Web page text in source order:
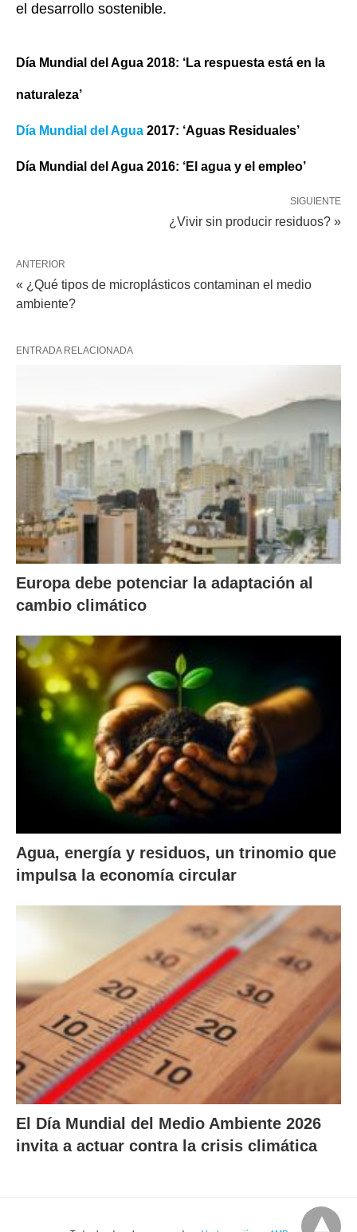
el desarrollo sostenible.
Día Mundial del Agua 2018: ‘La respuesta está en la
naturaleza’
Día Mundial del Agua 2017: ‘Aguas Residuales’
Día Mundial del Agua 2016: ‘El agua y el empleo’
SIGUIENTE
¿Vivir sin producir residuos? »
ANTERIOR
« ¿Qué tipos de microplásticos contaminan el medio
ambiente?
ENTRADA RELACIONADA
Europa debe potenciar la adaptación al
cambio climático
Agua, energía y residuos, un trinomio que
impulsa la economía circular
El Día Mundial del Medio Ambiente 2026
invita a actuar contra la crisis climática